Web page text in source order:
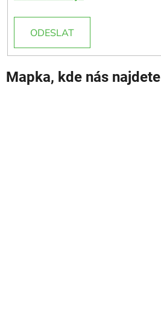
ODESLAT
Mapka, kde nás najdete